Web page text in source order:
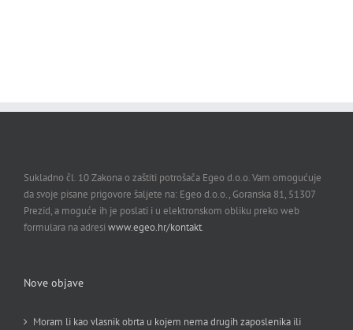
Sukladno čl. 10 Zakona o zaštiti potrošača Egeo d.o.o. Vam omogućuje
da svoje pisane prigovore šaljete na: Egeo d.o.o., Goranska 81, 51307
Prezid, a moguće ih je poslati i u elektronskom obliku preko web
formulara na adresi www.egeo.hr/kontakt.
Nove objave
Moram li kao vlasnik obrta u kojem nema drugih zaposlenika ili